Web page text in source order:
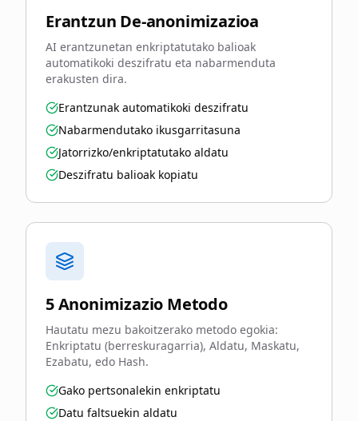
Erantzun De-anonimizazioa
AI erantzunetan enkriptatutako balioak
automatikoki deszifratu eta nabarmenduta
erakusten dira.
Erantzunak automatikoki deszifratu
Nabarmendutako ikusgarritasuna
Jatorrizko/enkriptatutako aldatu
Deszifratu balioak kopiatu
5 Anonimizazio Metodo
Hautatu mezu bakoitzerako metodo egokia:
Enkriptatu (berreskuragarria), Aldatu, Maskatu,
Ezabatu, edo Hash.
Gako pertsonalekin enkriptatu
Datu faltsuekin aldatu